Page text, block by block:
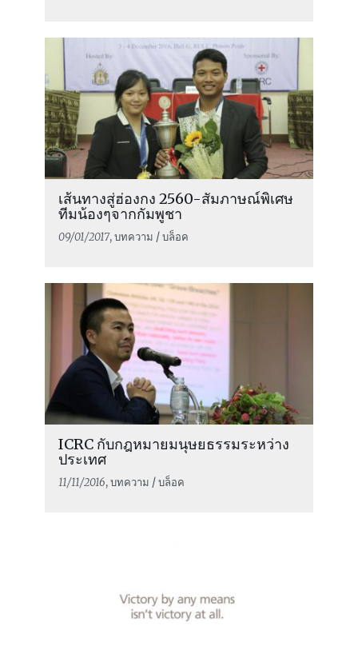
เส้นทางสู่ฮ่องกง 2560-สัมภาษณ์พิเศษ
ทีมน้องๆจากกัมพูชา
09/01/2017, บทความ / บล็อค
ICRC กับกฎหมายมนุษยธรรมระหว่าง
ประเทศ
11/11/2016, บทความ / บล็อค